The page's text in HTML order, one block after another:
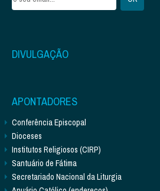
DIVULGAÇÃO
APONTADORES
Conferência Episcopal
Dioceses
Institutos Religiosos (CIRP)
Santuário de Fátima
Secretariado Nacional da Liturgia